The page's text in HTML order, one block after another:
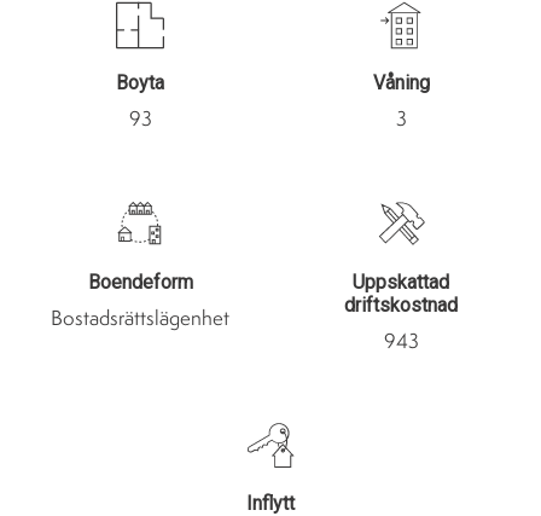
Boyta
93
Våning
3
Boendeform
Bostadsrättslägenhet
Uppskattad
driftskostnad
943
Inflytt